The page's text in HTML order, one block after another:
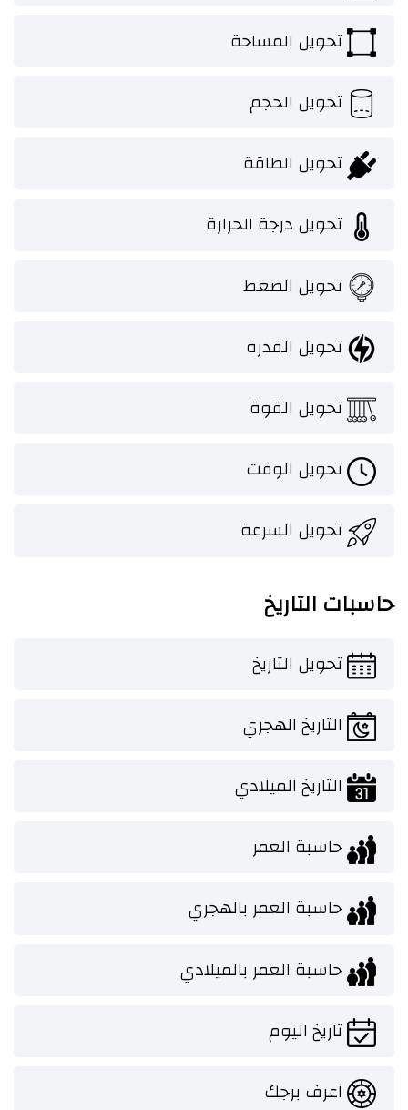
تحويل المساحة
تحويل الحجم
تحويل الطاقة
تحويل درجة الحرارة
تحويل الضغط
تحويل القدرة
تحويل القوة
تحويل الوقت
تحويل السرعة
حاسبات التاريخ
تحويل التاريخ
التاريخ الهجري
التاريخ الميلادي
حاسبة العمر
حاسبة العمر بالهجري
حاسبة العمر بالميلادي
تاريخ اليوم
اعرف برجك